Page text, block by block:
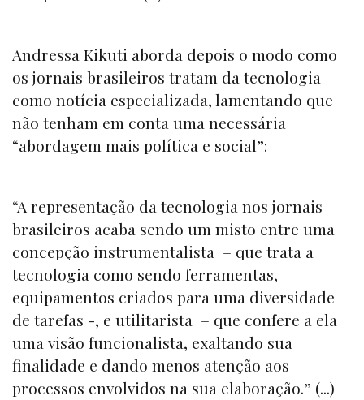
Andressa Kikuti aborda depois o modo como
os jornais brasileiros tratam da tecnologia
como notícia especializada, lamentando que
não tenham em conta uma necessária
“abordagem mais política e social”:
“A representação da tecnologia nos jornais
brasileiros acaba sendo um misto entre uma
concepção instrumentalista – que trata a
tecnologia como sendo ferramentas,
equipamentos criados para uma diversidade
de tarefas -, e utilitarista – que confere a ela
uma visão funcionalista, exaltando sua
finalidade e dando menos atenção aos
processos envolvidos na sua elaboração.” (...)